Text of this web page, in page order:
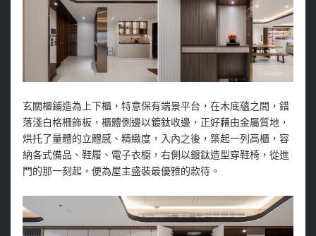
玄關櫃鋪造為上下櫃，特意保有端景平台，在木底蘊之間，錯
落淺白格柵飾板，櫃體側邊以鍍鈦收邊，正好藉由金屬質地，
烘托了量體的立體感、精緻度，入內之後，築起一列高櫃，容
納各式備品、鞋履、電子衣櫥，右側以鍍鈦造型穿鞋椅，從進
門的那一刻起，便為屋主盛裝最優雅的款待。